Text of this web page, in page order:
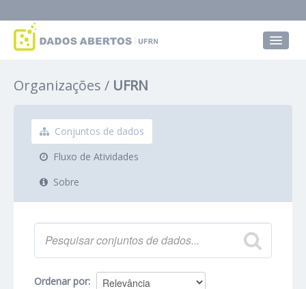
Grupos
Sobre
Organizações UFRN
Conjuntos de dados
Fluxo de Atividades
Sobre
Ordenar por